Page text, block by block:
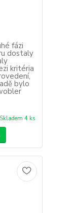
fázi
dostaly
kritéria
bylo
Skladem 4 ks